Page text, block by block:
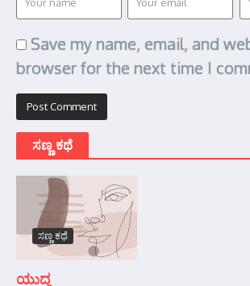
Save my name, email, and
browser for the next time I
ಸಣ್ಣ ಕಥೆ
ಸಣ್ಣ ಕಥೆ
ಯುದ್ಧ